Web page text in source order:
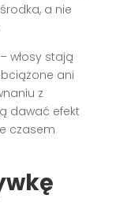
a nie
włosy stają
ani
z
dawać efekt
czasem